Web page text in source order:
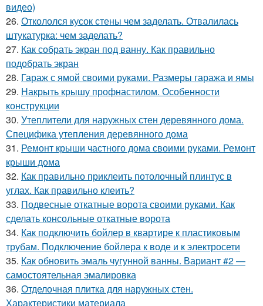
видео)
26. Откололся кусок стены чем заделать. Отвалилась
штукатурка: чем заделать?
27. Как собрать экран под ванну. Как правильно
подобрать экран
28. Гараж с ямой своими руками. Размеры гаража и ямы
29. Накрыть крышу профнастилом. Особенности
конструкции
30. Утеплители для наружных стен деревянного дома.
Специфика утепления деревянного дома
31. Ремонт крыши частного дома своими руками. Ремонт
крыши дома
32. Как правильно приклеить потолочный плинтус в
углах. Как правильно клеить?
33. Подвесные откатные ворота своими руками. Как
сделать консольные откатные ворота
34. Как подключить бойлер в квартире к пластиковым
трубам. Подключение бойлера к воде и к электросети
35. Как обновить эмаль чугунной ванны. Вариант #2 —
самостоятельная эмалировка
36. Отделочная плитка для наружных стен.
Характеристики материала